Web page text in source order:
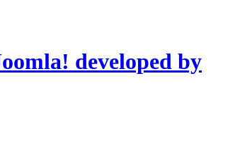
developed by